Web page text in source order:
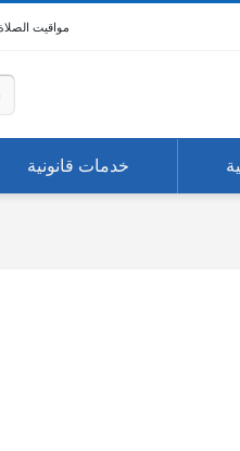
مواقيت
خدمات قانونية